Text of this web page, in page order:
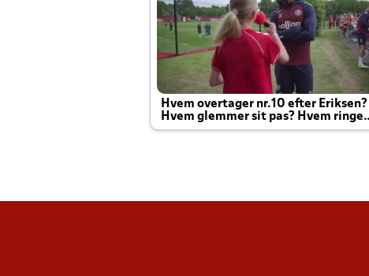
Hvem overtager nr.10 efter Eriksen?
Hvem glemmer sit pas? Hvem ringer
Joachim altid til efter kampe?